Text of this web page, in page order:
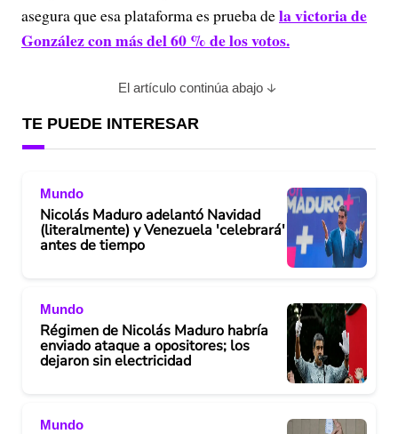
asegura que esa plataforma es prueba dela victoria de
González con más del 60 % de los votos.
El artículo continúa abajo
TE PUEDE INTERESAR
Mundo
Nicolás Maduro adelantó Navidad
(literalmente) y Venezuela 'celebrará'
antes de tiempo
Mundo
Régimen de Nicolás Maduro habría
enviado ataque a opositores; los
dejaron sin electricidad
Mundo